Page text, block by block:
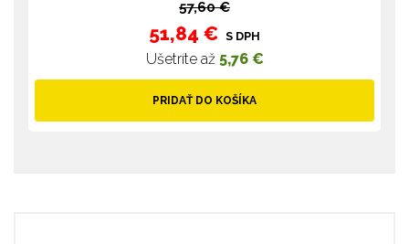
57,60 €
51,84 € S DPH
Ušetríte až 5,76 €
PRIDAŤ DO KOŠÍKA